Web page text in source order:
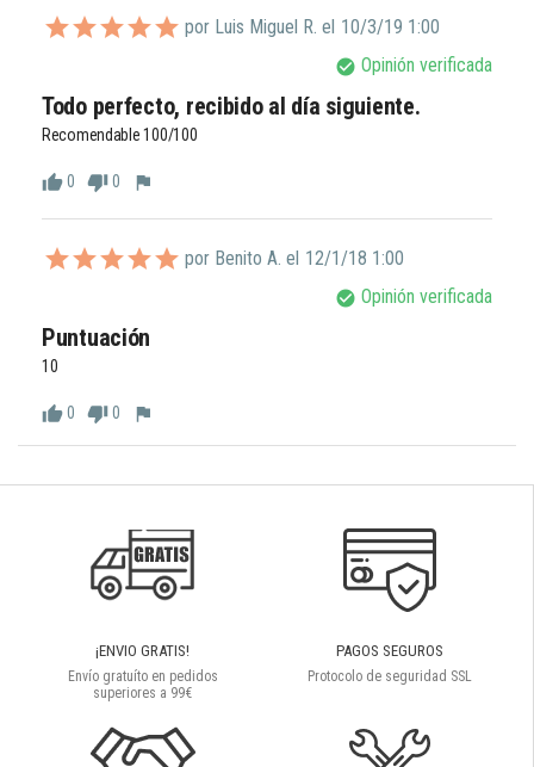
por Luis Miguel R. el 10/3/19 1:00
check_circle Opinión verificada
Todo perfecto, recibido al día siguiente.
Recomendable 100/100
thumb_up0 thumb_down0 flag
por Benito A. el 12/1/18 1:00
check_circle Opinión verificada
Puntuación
10
thumb_up0 thumb_down0 flag
¡ENVIO GRATIS!
Envío gratuíto en pedidos
superiores a 99€
PAGOS SEGUROS
Protocolo de seguridad SSL